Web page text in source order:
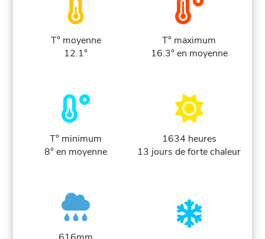
T° moyenne
12.1°
T° maximum
16.3° en moyenne
T° minimum
8° en moyenne
1634 heures
13 jours de forte chaleur